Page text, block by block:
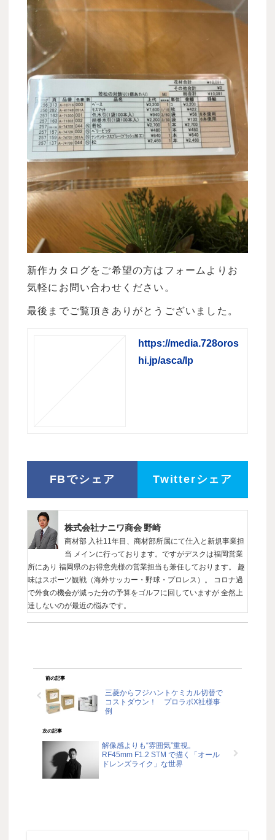
新作カタログをご希望の方はフォームよりお
気軽にお問い合わせください。
最後までご覧頂きありがとうございました。
https://media.728oros
hi.jp/asca/lp
FBでシェア Twitterシェア
株式会社ナニワ商会 野崎
商材部 入社11年目、商材部所属にて仕入と新規事業担
当 メインに行っております。ですがデスクは福岡営業
所にあり 福岡県のお得意先様の営業担当も兼任しております。 趣
味はスポーツ観戦（海外サッカー・野球・プロレス）。 コロナ過
で外食の機会が減った分の予算をゴルフに回していますが 全然上
達しないのが最近の悩みです。
前の記事
三菱からフジハントケミカル切替で
コストダウン！ プロラボX社様事
例
次の記事
解像感よりも“雰囲気”重視。
RF45mm F1.2 STM で描く「オール
ドレンズライク」な世界